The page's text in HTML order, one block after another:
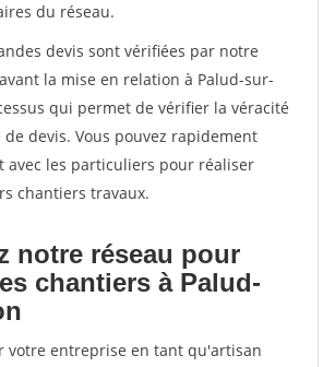
du réseau.
devis sont vérifiées par notre
la mise en relation à Palud-sur-
qui permet de vérifier la véracité
devis. Vous pouvez rapidement
avec les particuliers pour réaliser
chantiers travaux.
notre réseau pour
chantiers à Palud-
votre entreprise en tant qu'artisan